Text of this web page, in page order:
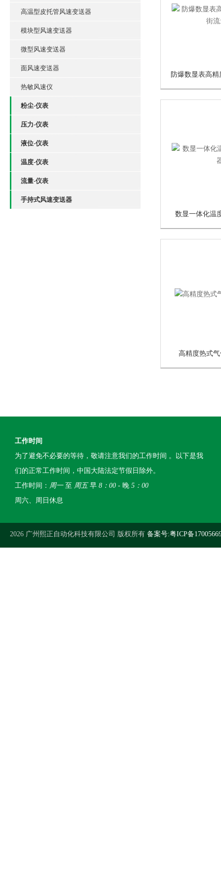
高温型皮托管风速变送器
模块型风速变送器
微型风速变送器
面风速变送器
热敏风速仪
粉尘-仪表
压力-仪表
液位-仪表
温度-仪表
流量-仪表
手持式风速变送器
数显一体化温
高精度热式
工作时间
为了避免不必要的等待，敬请注意我们的工作时间 。以下是我
们的正常工作时间，中国大陆法定节假日除外。
工作时间： 周一至 周五早 8：00 - 晚 5：00
周六、周日休息
2026 广州熙正自动化科技有限公司 版权所有 备案号:粤ICP备